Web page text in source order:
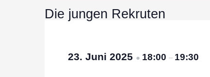
Die jungen Rekruten
23. Juni 2025 ● 18:00 – 19:30